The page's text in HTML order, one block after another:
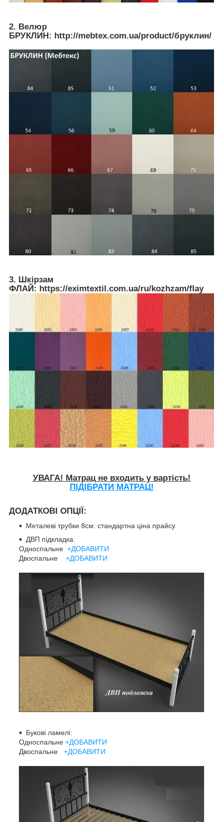
2. Велюр
БРУКЛИН: http://mebtex.com.ua/product/бруклин/
3. Шкірзам
ФЛАЙ: https://eximtextil.com.ua/ru/kozhzam/flay
УВАГА! Матрац не входить у вартість!
ПІДІБРАТИ МАТРАЦ!
ДОДАТКОВІ ОПЦІЇ:
Металеві трубки 8см: стандартна ціна прайсу
ДВП підкладка:
Односпальне +ДОБАВИТИ
Двоспальне +ДОБАВИТИ
Букові ламелі:
Односпальне +ДОБАВИТИ
Двоспальне +ДОБАВИТИ